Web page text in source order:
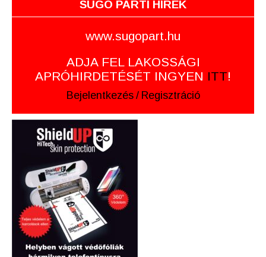
SUGÓ PARTI HÍREK
www.sugopart.hu
ADJA FEL LAKOSSÁGI
APRÓHIRDETÉSÉT INGYEN ITT!
Bejelentkezés / Regisztráció